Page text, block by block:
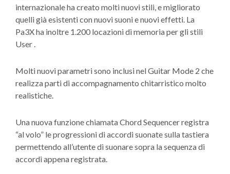
internazionale ha creato molti nuovi stili, e migliorato
quelli già esistenti con nuovi suoni e nuovi effetti. La
Pa3X ha inoltre 1.200 locazioni di memoria per gli stili
User .
Molti nuovi parametri sono inclusi nel Guitar Mode 2 che
realizza parti di accompagnamento chitarristico molto
realistiche.
Una nuova funzione chiamata Chord Sequencer registra
“al volo” le progressioni di accordi suonate sulla tastiera
permettendo all’utente di suonare sopra la sequenza di
accordi appena registrata.